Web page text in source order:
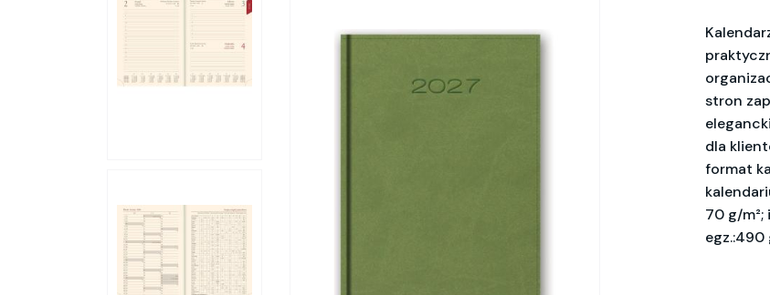
stron
dla
format
70 g/m²;
egz.:490